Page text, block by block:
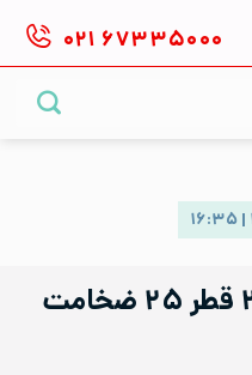
۰۲۱ ۶۷۳۳۵۰۰۰
لوله دکوراتیو استیل ۲۰۱ قطر ۲۵ ضخامت